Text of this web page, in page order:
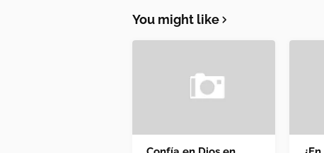
You might like